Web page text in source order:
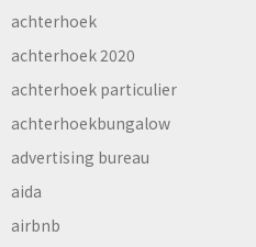
achterhoek
achterhoek 2020
achterhoek particulier
achterhoekbungalow
advertising bureau
aida
airbnb